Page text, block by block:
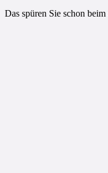
Das spüren Sie schon